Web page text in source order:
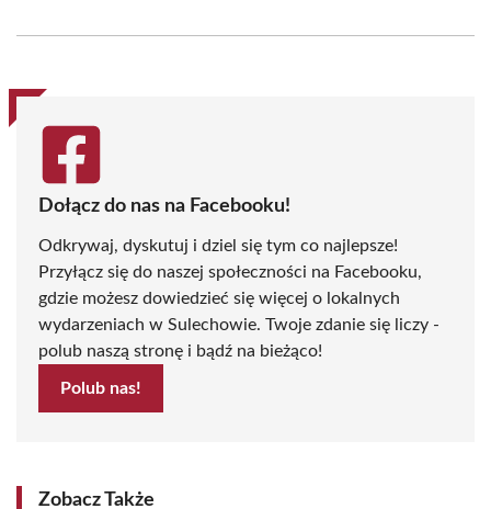
(Twitter)
Dołącz do nas na Facebooku!
Odkrywaj, dyskutuj i dziel się tym co najlepsze!
Przyłącz się do naszej społeczności na Facebooku,
gdzie możesz dowiedzieć się więcej o lokalnych
wydarzeniach w Sulechowie. Twoje zdanie się liczy -
polub naszą stronę i bądź na bieżąco!
Polub nas!
Zobacz Także